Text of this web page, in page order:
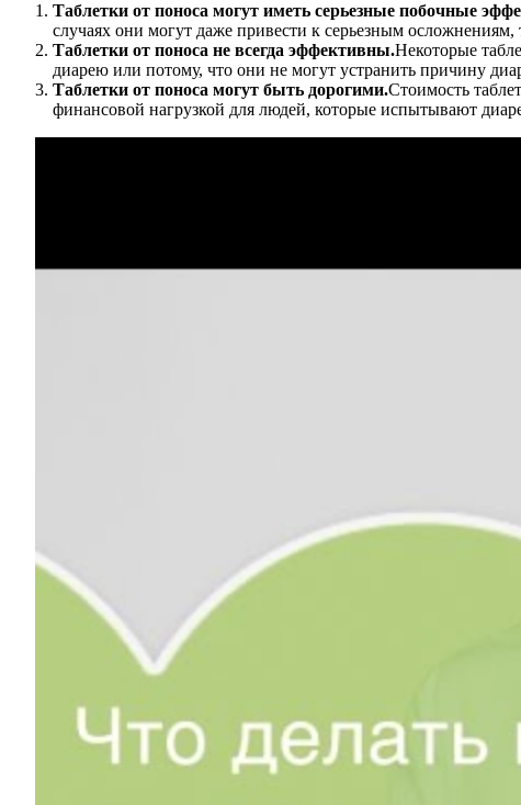
Таблетки от поноса могут иметь серьезные побочные
случаях они могут даже привести к серьезным
Таблетки от поноса не всегда эффективны.Некоторые
диарею или потому, что они не могут устранить причину
Таблетки от поноса могут быть дорогими.Стоимость
финансовой нагрузкой для людей, которые испытывают